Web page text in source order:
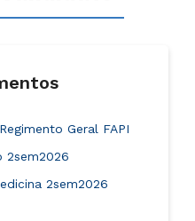
Geral FAPI
2sem2026
2sem2026